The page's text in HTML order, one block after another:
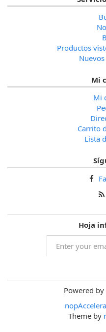
Productos
Mi
Mi
Carrito
Lista
Hoja
Powered by
Theme by